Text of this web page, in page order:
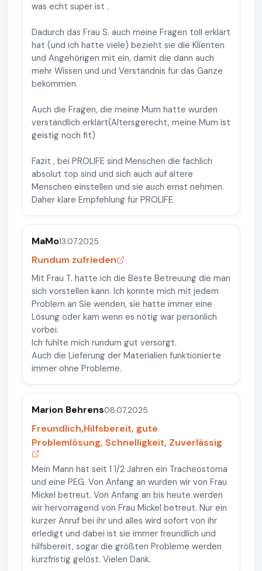
was echt super ist .
Dadurch das Frau S. auch meine Fragen toll erklärt
hat (und ich hatte viele) bezieht sie die Klienten
und Angehörigen mit ein, damit die dann auch
mehr Wissen und und Verständnis für das Ganze
bekommen.
Auch die Fragen, die meine Mum hatte wurden
verständlich erklärt(Altersgerecht, meine Mum ist
geistig noch fit)
Fazit , bei PROLIFE sind Menschen die fachlich
absolut top sind und sich auch auf ältere
Menschen einstellen und sie auch ernst nehmen.
Daher klare Empfehlung für PROLIFE
MaMo13.07.2025
Rundum zufrieden
Mit Frau T. hatte ich die Beste Betreuung die man
sich vorstellen kann. Ich konnte mich mit jedem
Problem an Sie wenden, sie hatte immer eine
Lösung oder kam wenn es nötig war persönlich
vorbei.
Ich fühlte mich rundum gut versorgt.
Auch die Lieferung der Materialien funktionierte
immer ohne Probleme.
Marion Behrens08.07.2025
Freundlich,Hilfsbereit, gute
Problemlösung, Schnelligkeit, Zuverlässig
Mein Mann hat seit 1 1/2 Jahren ein Tracheostoma
und eine PEG. Von Anfang an wurden wir von Frau
Mickel betreut. Von Anfang an bis heute werden
wir hervorragend von Frau Mickel betreut. Nur ein
kurzer Anruf bei ihr und alles wird sofort von ihr
erledigt und dabei ist sie immer freundlich und
hilfsbereit, sogar die größten Probleme werden
kurzfristig gelöst. Vielen Dank.